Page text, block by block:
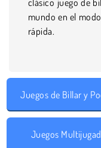
mundo en el
rápida.
Juegos